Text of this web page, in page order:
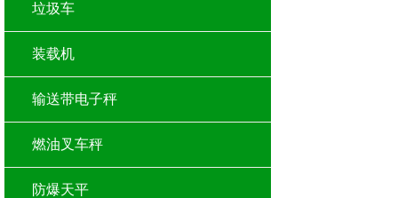
垃圾车
装载机
输送带电子秤
燃油叉车秤
防爆天平